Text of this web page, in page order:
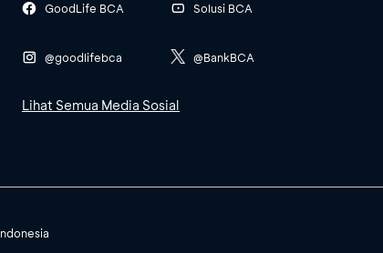
GoodLife BCA
@goodlifebca
Solusi BCA
@BankBCA
Lihat Semua Media Sosial